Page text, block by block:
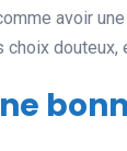
avoir une
douteux,